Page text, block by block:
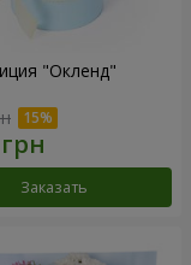
"Окленд"
Заказать